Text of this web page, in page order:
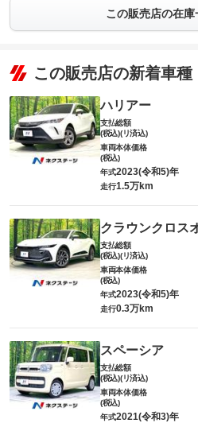
この販売店の在庫
この販売店の新着車種
ハリアー
支払総額
(税込)(リ済込)
車両本体価格
(税込)
年式2023(令和5)年
走行1.5万km
クラウンクロス
支払総額
(税込)(リ済込)
車両本体価格
(税込)
年式2023(令和5)年
走行0.3万km
スペーシア
支払総額
(税込)(リ済込)
車両本体価格
(税込)
年式2021(令和3)年